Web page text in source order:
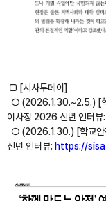
□ [시사투데이]
○ (2026.1.30.~2.5.) [학
이사장 2026 신년 인터뷰
○ (2026.1.30.) [학교안
신년 인터뷰: https://